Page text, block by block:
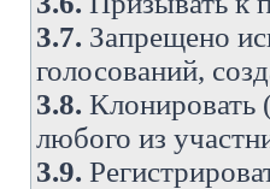
3.7. Запрещено
голосований,
3.8. Клонировать
любого из
3.9.